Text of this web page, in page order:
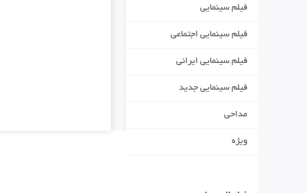
فیلم سینمایی
فیلم سینمایی اجتماعی
فیلم سینمایی ایرانی
فیلم سینمایی جدید
مداحی
ویژه